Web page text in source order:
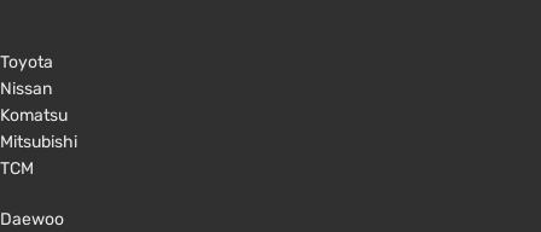
Toyota
Nissan
Komatsu
Mitsubishi
TCM
Daewoo